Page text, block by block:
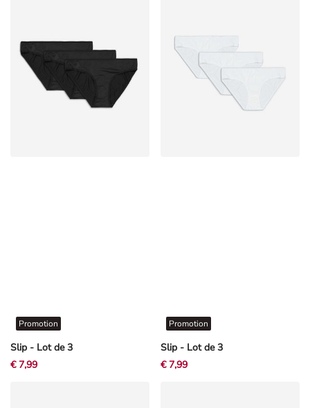
Slip - Lot de 3
Promotion
€ 7,99
Slip - Lot de 3
Promotion
€ 7,99